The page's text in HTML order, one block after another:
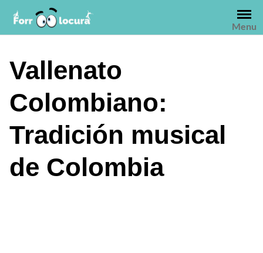
contenido
Menu
Vallenato
Colombiano:
Tradición musical
de Colombia